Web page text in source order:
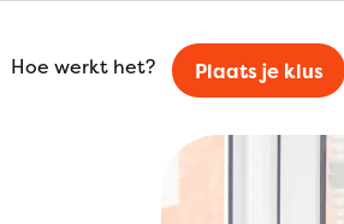
Hoe werkt het? Plaats je klus